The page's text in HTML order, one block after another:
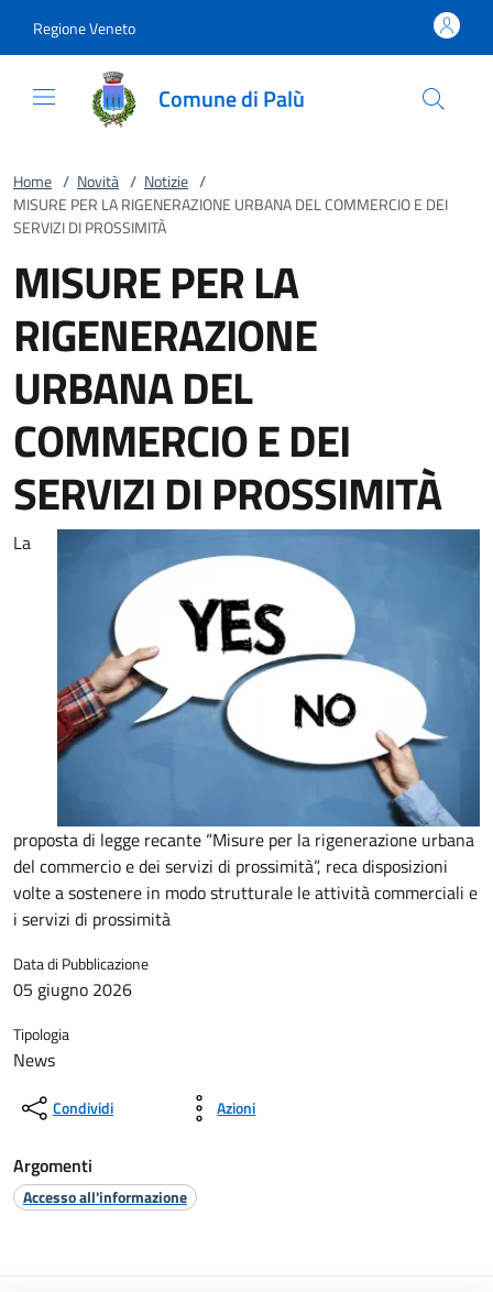
Regione Veneto
Comune di Palù
Home / Novità / Notizie /
MISURE PER LA RIGENERAZIONE URBANA DEL COMMERCIO E DEI
SERVIZI DI PROSSIMITÀ
MISURE PER LA
RIGENERAZIONE
URBANA DEL
COMMERCIO E DEI
SERVIZI DI PROSSIMITÀ
La
proposta di legge recante “Misure per la rigenerazione urbana
del commercio e dei servizi di prossimità”, reca disposizioni
volte a sostenere in modo strutturale le attività commerciali e
i servizi di prossimità
Data di Pubblicazione
05 giugno 2026
Tipologia
News
Condividi Azioni
Argomenti
Accesso all'informazione